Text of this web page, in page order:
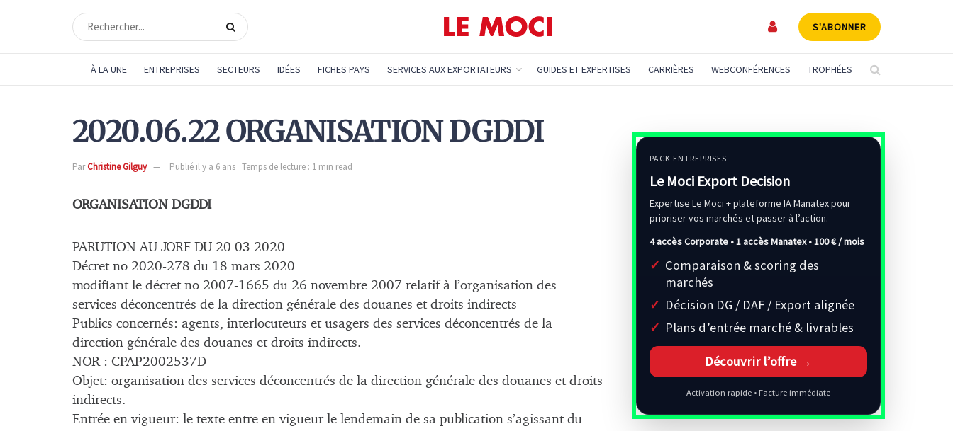
S'ABONNER
À LA UNE ENTREPRISES SECTEURS IDÉES FICHES PAYS SERVICES AUX EXPORTATEURS GUIDES ET EXPERTISES CARRIÈRES WEBCONFÉRENCES TROPHÉES
2020.06.22 ORGANISATION DGDDI
ParChristine Gilguy Publié il y a 6 ans Temps de lecture : 1 min read
ORGANISATION DGDDI
PARUTION AU JORF DU 20 03 2020
Décret no 2020-278 du 18 mars 2020
modifiant le décret no 2007-1665 du 26 novembre 2007 relatif à l’organisation des
services déconcentrés de la direction générale des douanes et droits indirects
Publics concernés: agents, interlocuteurs et usagers des services déconcentrés de la
direction générale des douanes et droits indirects.
NOR : CPAP2002537D
Objet: organisation des services déconcentrés de la direction générale des douanes et droits
indirects.
Entrée en vigueur: le texte entre en vigueur le lendemain de sa publication s’agissant du
PACK ENTREPRISES
Le Moci Export Decision
Expertise Le Moci + plateforme IA Manatex pour
prioriser vos marchés et passer à l’action.
4 accès Corporate • 1 accès Manatex •100 € / mois
Comparaison & scoring des
marchés
Décision DG / DAF / Export alignée
Plans d’entrée marché & livrables
Découvrir l’offre →
Activation rapide • Facture immédiate